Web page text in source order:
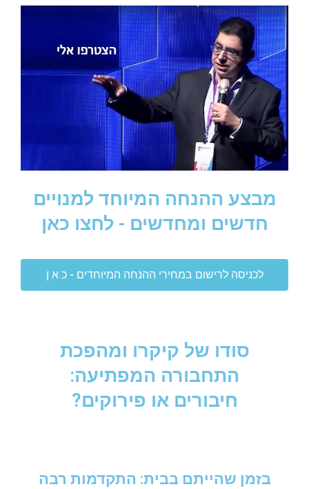
מבצע ההנחה המיוחד למנויים
חדשים ומחדשים - לחצו כאן
לכניסה לרישום במחירי ההנחה המיוחדים - כ א ן
סודו של קיקרו ומהפכת
התחבורה המפתיעה:
חיבורים או פירוקים?
בזמן שהייתם בבית: התקדמות רבה